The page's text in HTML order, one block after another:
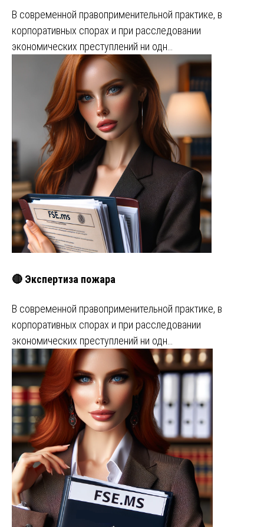
В современной правоприменительной практике, в
корпоративных спорах и при расследовании
экономических преступлений ни одн…
🔴 Экспертиза пожара
В современной правоприменительной практике, в
корпоративных спорах и при расследовании
экономических преступлений ни одн…